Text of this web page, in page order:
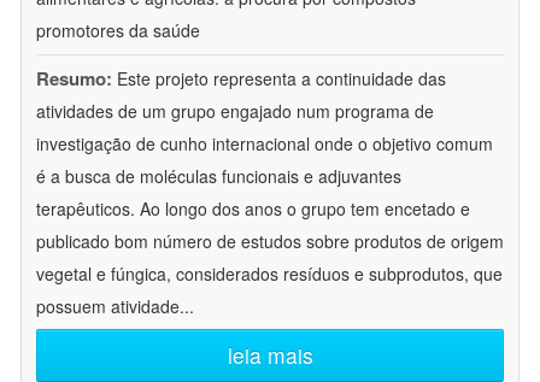
promotores da saúde
Resumo: Este projeto representa a continuidade das
atividades de um grupo engajado num programa de
investigação de cunho internacional onde o objetivo comum
é a busca de moléculas funcionais e adjuvantes
terapêuticos. Ao longo dos anos o grupo tem encetado e
publicado bom número de estudos sobre produtos de origem
vegetal e fúngica, considerados resíduos e subprodutos, que
possuem atividade...
leia mais